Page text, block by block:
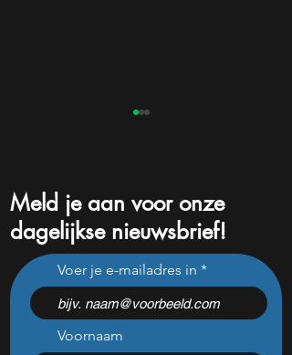
SoftBank ziet 50x
dotcomkans: zijn AI-robots
de volgende biljoenmarkt?
Meld je aan voor onze
dagelijkse nieuwsbrief!
Voer je e-mailadres in
Voornaam